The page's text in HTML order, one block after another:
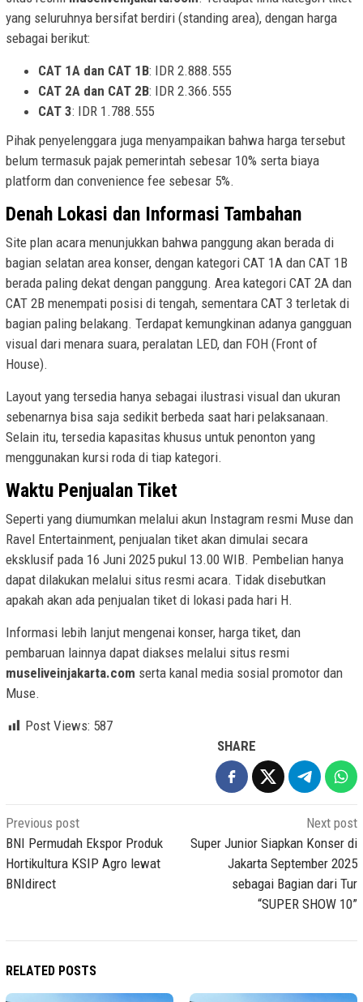
yang seluruhnya bersifat berdiri (standing area), dengan harga
sebagai berikut:
CAT 1A dan CAT 1B: IDR 2.888.555
CAT 2A dan CAT 2B: IDR 2.366.555
CAT 3: IDR 1.788.555
Pihak penyelenggara juga menyampaikan bahwa harga tersebut
belum termasuk pajak pemerintah sebesar 10% serta biaya
platform dan convenience fee sebesar 5%.
Denah Lokasi dan Informasi Tambahan
Site plan acara menunjukkan bahwa panggung akan berada di
bagian selatan area konser, dengan kategori CAT 1A dan CAT 1B
berada paling dekat dengan panggung. Area kategori CAT 2A dan
CAT 2B menempati posisi di tengah, sementara CAT 3 terletak di
bagian paling belakang. Terdapat kemungkinan adanya gangguan
visual dari menara suara, peralatan LED, dan FOH (Front of
House).
Layout yang tersedia hanya sebagai ilustrasi visual dan ukuran
sebenarnya bisa saja sedikit berbeda saat hari pelaksanaan.
Selain itu, tersedia kapasitas khusus untuk penonton yang
menggunakan kursi roda di tiap kategori.
Waktu Penjualan Tiket
Seperti yang diumumkan melalui akun Instagram resmi Muse dan
Ravel Entertainment, penjualan tiket akan dimulai secara
eksklusif pada 16 Juni 2025 pukul 13.00 WIB. Pembelian hanya
dapat dilakukan melalui situs resmi acara. Tidak disebutkan
apakah akan ada penjualan tiket di lokasi pada hari H.
Informasi lebih lanjut mengenai konser, harga tiket, dan
pembaruan lainnya dapat diakses melalui situs resmi
museliveinjakarta.com serta kanal media sosial promotor dan
Muse.
Post Views: 587
SHARE
Post
navigation
Previous post
BNI Permudah Ekspor Produk
Hortikultura KSIP Agro lewat
BNIdirect
Next post
Super Junior Siapkan Konser di
Jakarta September 2025
sebagai Bagian dari Tur
“SUPER SHOW 10”
RELATED POSTS